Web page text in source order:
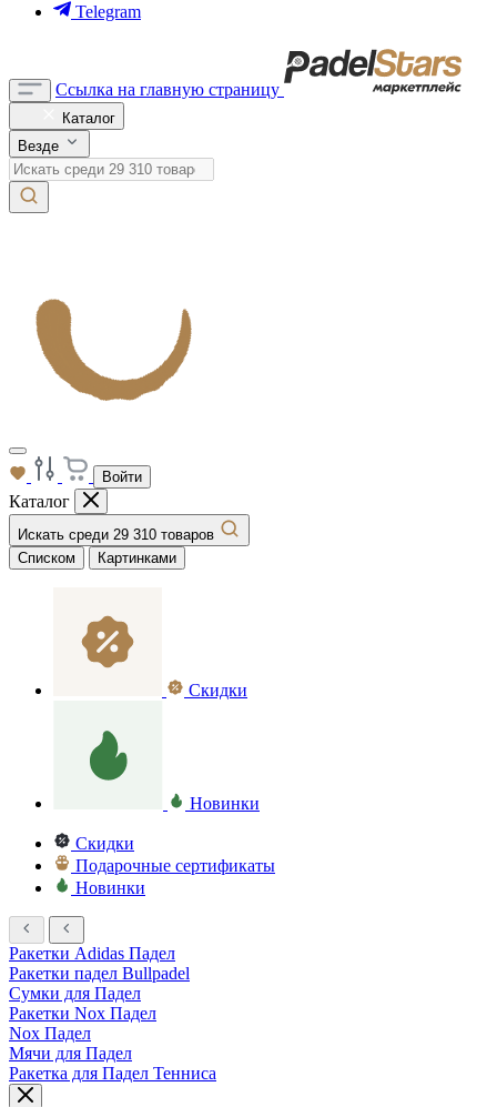
Telegram
Ссылка на главную страницу
Каталог
Везде
Войти
Каталог
Искать среди 29 310 товаров
Списком
Картинками
Скидки
Новинки
Скидки
Подарочные сертификаты
Новинки
Ракетки Adidas Падел
Ракетки падел Bullpadel
Сумки для Падел
Ракетки Nox Падел
Nox Падел
Мячи для Падел
Ракетка для Падел Тенниса